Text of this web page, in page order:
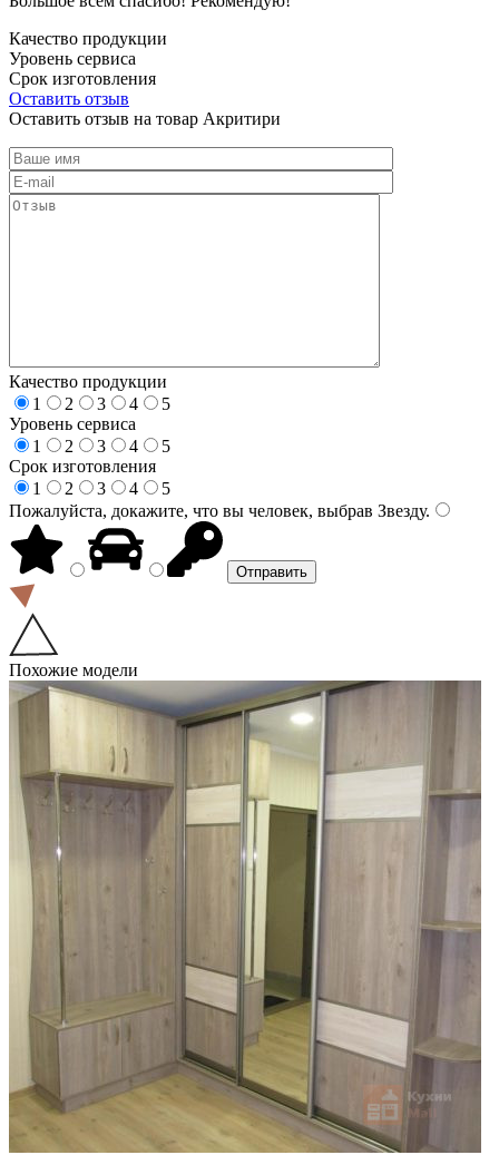
Качество продукции
Уровень сервиса
Срок изготовления
Оставить отзыв
Оставить отзыв на товар Акритири
Качество продукции
1
2 3 4
5
Уровень сервиса
1
2 3 4
5
Срок изготовления
1
2 3 4
5
Пожалуйста, докажите, что вы человек, выбрав Звезду.
Похожие модели